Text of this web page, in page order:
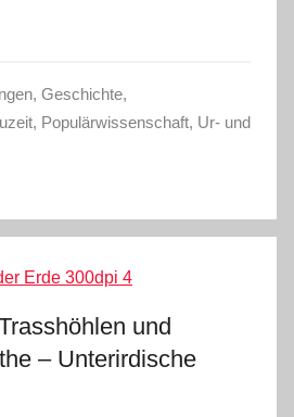
, Geschichte,
, Populärwissenschaft, Ur- und
und
– Unterirdische